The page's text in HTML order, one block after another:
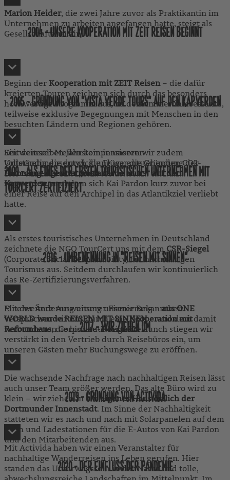
Marion Heider, die zwei Jahre zuvor als Praktikantin im
Unternehmen zu arbeiten angefangen hatte, steigt als
Gesellschafterin ein.
2004 - UNSERE KOOPERATION MIT ZEIT REISEN BEGINNT
Beginn der Kooperation mit ZEIT Reisen– die dafür
kreierten Touren zeichnen sich durch das besonders
hochwertige Programm aus, zu dem immer interessante,
teilweise exklusive Begegnungen mit Menschen in den
besuchten Ländern und Regionen gehören.
2005 - GRÜNDUNG VON "VISTA VERDE TOURS" AUF DEN KAPVERDEN
Ein weiterer Meilenstein in unserer
Unternehmensentwicklung war die Gründung der
Incoming-Agentur „vista verde tours“ auf den
Kapverden, nachdem sich Kai Pardon kurz zuvor bei
einer Reise auf den Archipel in das Atlantikziel verliebt
hatte.
Seit demselben Jahr kompensieren wir zudem
vollständig die durch die Flüge entstehenden CO2-
Emissionen überatmosfair.
2009 - ALS EINES DER ERSTEN TOURISTISCHEN UNTERNEHMEN MIT
TOURCERT ZERTIFIZIERT
Als erstes touristisches Unternehmen in Deutschland
zeichnete die NGO TourCert uns mit demCSR-Siegel
(Corporate Social Responsibility) für nachhaltigen
Tourismus aus. Seitdem durchlaufen wir kontinuierlich
das Re-Zertifizierungsverfahren.
2016 - UMBENENNUNG IN "REISEN MIT SINNEN"
Mit der Änderung unserer Firmierung –aus ONE
WORLD wurde REISEN MIT SINNEN– und dem damit
verbundenen Corporate-Design-Relaunch stiegen wir
verstärkt in den Vertrieb durch Reisebüros ein, um
unseren Gästen mehr Buchungswege zu eröffnen.
Eine weitere Ausweitung unserer Bekanntheit
versprachen wir uns durch eineKooperation mit
Reformhaus, die bis heute besteht.
2017 - WIR ZIEHEN UM
Die wachsende Nachfrage nach nachhaltigen Reisen lässt
auch unser Team größer werden. Das alte Büro wird zu
klein – wir ziehen in eineigenes Haus östlich der
Dortmunder Innenstadt. Im Sinne der Nachhaltigkeit
statteten wir es nach und nach mit Solarpanelen auf dem
Dach und Ladestationen für die E-Autos von Kai Pardon
und den Mitarbeitenden aus.
2019 - GRÜNDUNG VON ACTIVIDA
Mit Activida haben wir einen Veranstalter für
nachhaltige Wanderreisen ins Leben gerufen. Hier
standen das Unterwegssein in der Natur und tolle,
2020 - DER EINFLUSS DER PANDEMIE